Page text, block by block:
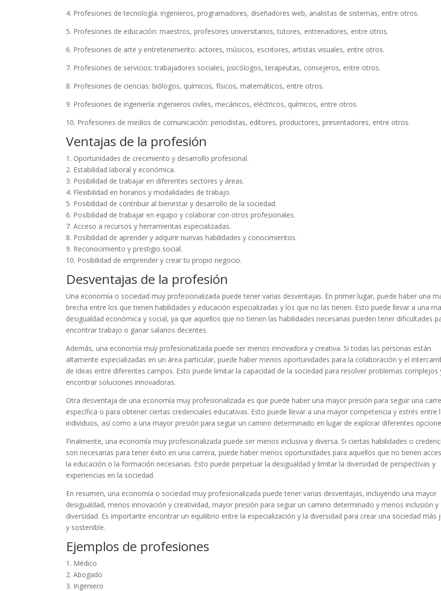
4. Profesiones de tecnología: ingenieros, programadores, diseñadores web, analistas de sistemas, entre otros.
5. Profesiones de educación: maestros, profesores universitarios, tutores, entrenadores, entre otros.
6. Profesiones de arte y entretenimiento: actores, músicos, escritores, artistas visuales, entre otros.
7. Profesiones de servicios: trabajadores sociales, psicólogos, terapeutas, consejeros, entre otros.
8. Profesiones de ciencias: biólogos, químicos, físicos, matemáticos, entre otros.
9. Profesiones de ingeniería: ingenieros civiles, mecánicos, eléctricos, químicos, entre otros.
10. Profesiones de medios de comunicación: periodistas, editores, productores, presentadores, entre otros.
Ventajas de la profesión
1. Oportunidades de crecimiento y desarrollo profesional.
2. Estabilidad laboral y económica.
3. Posibilidad de trabajar en diferentes sectores y áreas.
4. Flexibilidad en horarios y modalidades de trabajo.
5. Posibilidad de contribuir al bienestar y desarrollo de la sociedad.
6. Posibilidad de trabajar en equipo y colaborar con otros profesionales.
7. Acceso a recursos y herramientas especializadas.
8. Posibilidad de aprender y adquirir nuevas habilidades y conocimientos.
9. Reconocimiento y prestigio social.
10. Posibilidad de emprender y crear tu propio negocio.
Desventajas de la profesión
Una economía o sociedad muy profesionalizada puede tener varias desventajas. En primer lugar, puede haber una
brecha entre los que tienen habilidades y educación especializadas y los que no las tienen. Esto puede llevar a una
desigualdad económica y social, ya que aquellos que no tienen las habilidades necesarias pueden tener dificultades
encontrar trabajo o ganar salarios decentes.
Además, una economía muy profesionalizada puede ser menos innovadora y creativa. Si todas las personas están
altamente especializadas en un área particular, puede haber menos oportunidades para la colaboración y el
de ideas entre diferentes campos. Esto puede limitar la capacidad de la sociedad para resolver problemas complejos
encontrar soluciones innovadoras.
Otra desventaja de una economía muy profesionalizada es que puede haber una mayor presión para seguir una
específica o para obtener ciertas credenciales educativas. Esto puede llevar a una mayor competencia y estrés entre
individuos, así como a una mayor presión para seguir un camino determinado en lugar de explorar diferentes
Finalmente, una economía muy profesionalizada puede ser menos inclusiva y diversa. Si ciertas habilidades o
son necesarias para tener éxito en una carrera, puede haber menos oportunidades para aquellos que no tienen
la educación o la formación necesarias. Esto puede perpetuar la desigualdad y limitar la diversidad de perspectivas y
experiencias en la sociedad.
En resumen, una economía o sociedad muy profesionalizada puede tener varias desventajas, incluyendo una mayor
desigualdad, menos innovación y creatividad, mayor presión para seguir un camino determinado y menos inclusión y
diversidad. Es importante encontrar un equilibrio entre la especialización y la diversidad para crear una sociedad más
y sostenible.
Ejemplos de profesiones
1. Médico
2. Abogado
3. Ingeniero